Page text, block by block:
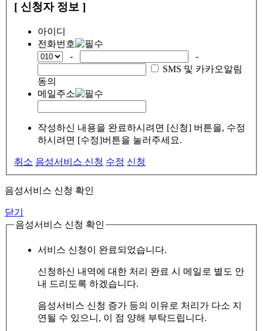
[ 신청자 정보 ]
아이디
전화번호
-
-
SMS 및 카카오알림
동의
메일주소
작성하신 내용을 완료하시려면 [신청] 버튼을, 수정
하시려면 [수정]버튼을 눌러주세요.
취소 음성서비스 신청 수정 신청
음성서비스 신청 확인
닫기
음성서비스 신청 확인
서비스 신청이 완료되었습니다.
신청하신 내역에 대한 처리 완료 시 메일로 별도 안
내 드리도록 하겠습니다.
음성서비스 신청 증가 등의 이유로 처리가 다소 지
연될 수 있으니, 이 점 양해 부탁드립니다.